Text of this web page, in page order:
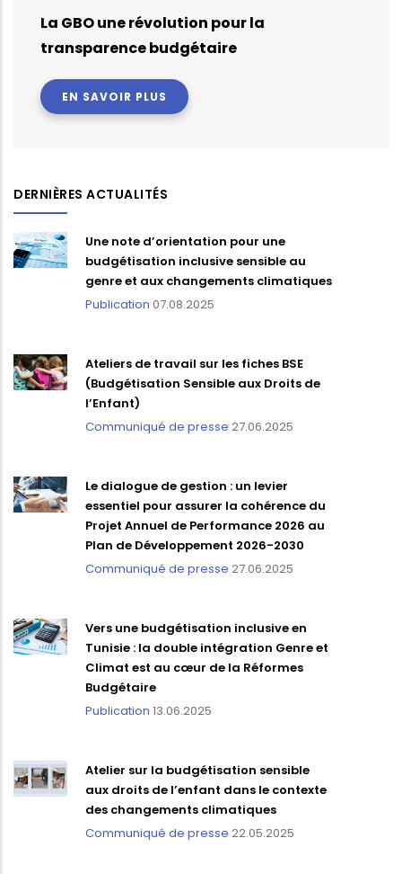
La GBO une révolution pour la
transparence budgétaire
EN SAVOIR PLUS
DERNIÈRES ACTUALITÉS
Une note d’orientation pour une
budgétisation inclusive sensible au
genre et aux changements climatiques
Publication 07.08.2025
Ateliers de travail sur les fiches BSE
(Budgétisation Sensible aux Droits de
l’Enfant)
Communiqué de presse 27.06.2025
Le dialogue de gestion : un levier
essentiel pour assurer la cohérence du
Projet Annuel de Performance 2026 au
Plan de Développement 2026-2030
Communiqué de presse 27.06.2025
Vers une budgétisation inclusive en
Tunisie : la double intégration Genre et
Climat est au cœur de la Réformes
Budgétaire
Publication 13.06.2025
Atelier sur la budgétisation sensible
aux droits de l’enfant dans le contexte
des changements climatiques
Communiqué de presse 22.05.2025